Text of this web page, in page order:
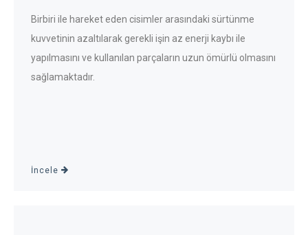
Birbiri ile hareket eden cisimler arasındaki sürtünme
kuvvetinin azaltılarak gerekli işin az enerji kaybı ile
yapılmasını ve kullanılan parçaların uzun ömürlü olmasını
sağlamaktadır.
İncele